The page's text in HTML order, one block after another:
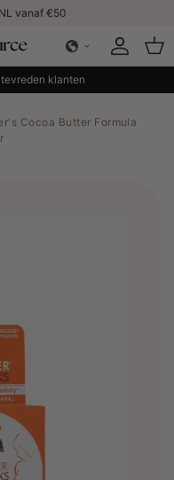
vanaf €50
Account
klanten
Cocoa Butter Formula